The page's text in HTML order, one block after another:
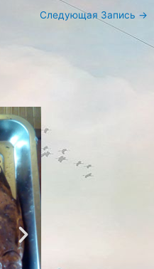
Следующая Запись →